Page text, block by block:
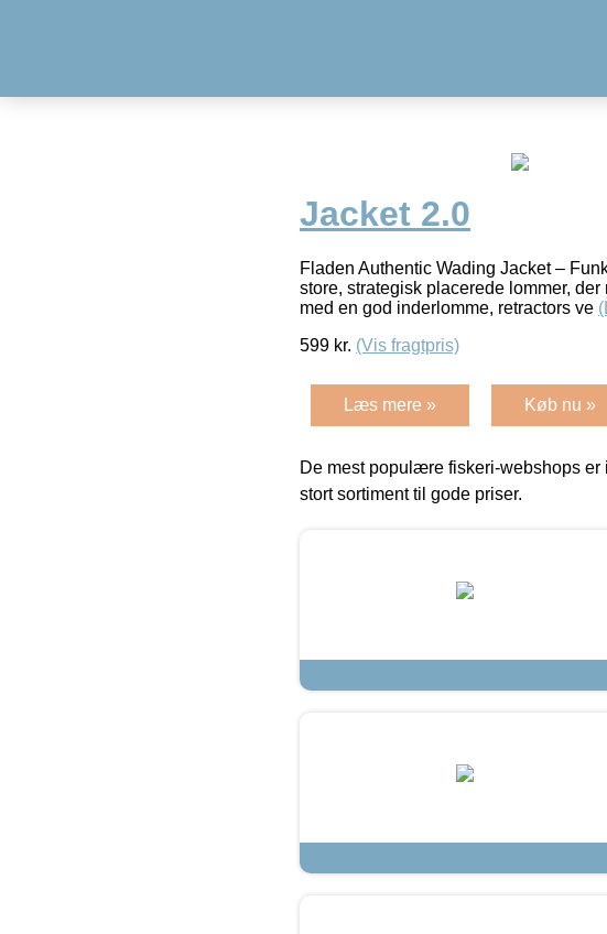
Jacket 2.0
Fladen Authentic Wading Jacket –
store, strategisk placerede lommer,
med en god inderlomme, retractors ve
599 kr. (Vis fragtpris)
Læs mere » Køb nu »
De mest populære fiskeri-webshops
stort sortiment til gode priser.